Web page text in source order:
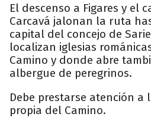
El descenso a Figares y el
Carcavá jalonan la ruta
capital del concejo de
localizan iglesias
Camino y donde abre
albergue de peregrinos.
Debe prestarse atención a
propia del Camino.